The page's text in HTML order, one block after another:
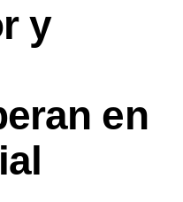
y
en